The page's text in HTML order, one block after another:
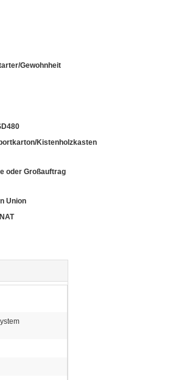
Gewohnheit
Kistenholzkasten
oder Großauftrag
Union